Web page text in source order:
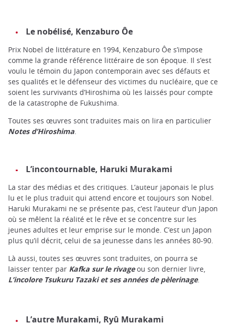
Le nobélisé, Kenzaburo Ôe
Prix Nobel de littérature en 1994, Kenzaburo Ôe s’impose
comme la grande référence littéraire de son époque. Il s’est
voulu le témoin du Japon contemporain avec ses défauts et
ses qualités et le défenseur des victimes du nucléaire, que ce
soient les survivants d’Hiroshima où les laissés pour compte
de la catastrophe de Fukushima.
Toutes ses œuvres sont traduites mais on lira en particulier
Notes d’Hiroshima.
L’incontournable, Haruki Murakami
La star des médias et des critiques. L’auteur japonais le plus
lu et le plus traduit qui attend encore et toujours son Nobel.
Haruki Murakami ne se présente pas, c’est l’auteur d’un Japon
où se mêlent la réalité et le rêve et se concentre sur les
jeunes adultes et leur emprise sur le monde. C’est un Japon
plus qu’il décrit, celui de sa jeunesse dans les années 80-90.
Là aussi, toutes ses œuvres sont traduites, on pourra se
laisser tenter par Kafka sur le rivageou son dernier livre,
L’incolore Tsukuru Tazaki et ses années de pèlerinage.
L’autre Murakami, Ryû Murakami